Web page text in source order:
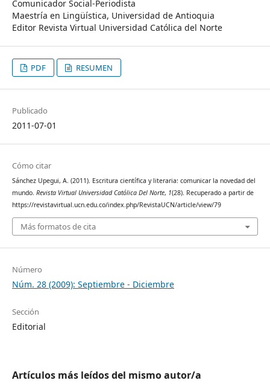
Comunicador Social-Periodista
Maestría en Lingüística, Universidad de Antioquia
Editor Revista Virtual Universidad Católica del Norte
PDF RESUMEN
Publicado
2011-07-01
Cómo citar
Sánchez Upegui, A. (2011). Escritura científica y literaria: comunicar la novedad del
mundo. Revista Virtual Universidad Católica Del Norte, 1(28). Recuperado a partir de
https://revistavirtual.ucn.edu.co/index.php/RevistaUCN/article/view/79
Más formatos de cita
Número
Núm. 28 (2009): Septiembre - Diciembre
Sección
Editorial
Artículos más leídos del mismo autor/a